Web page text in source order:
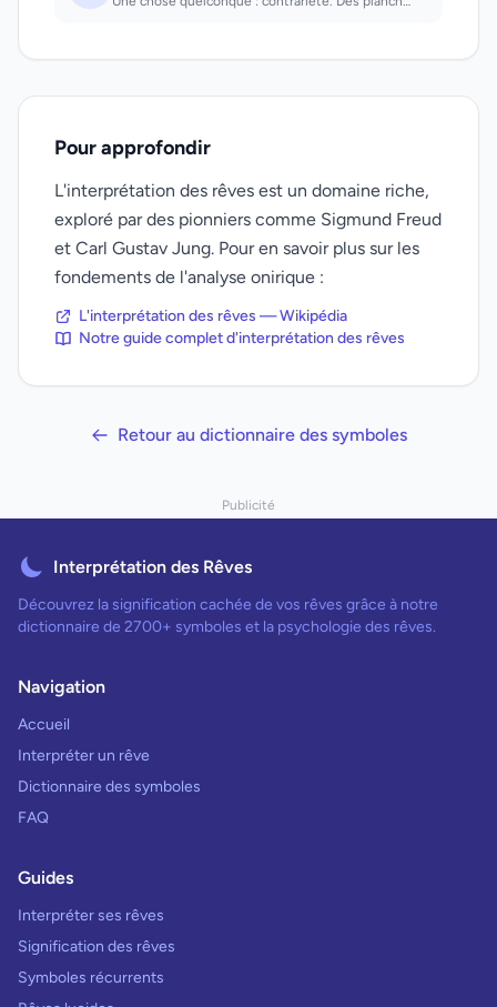
Pour approfondir
L'interprétation des rêves est un domaine riche,
exploré par des pionniers comme Sigmund Freud
et Carl Gustav Jung. Pour en savoir plus sur les
fondements de l'analyse onirique :
L'interprétation des rêves — Wikipédia
Notre guide complet d'interprétation des rêves
Retour au dictionnaire des symboles
Publicité
Interprétation des Rêves
Découvrez la signification cachée de vos rêves grâce à notre
dictionnaire de 2700+ symboles et la psychologie des rêves.
Navigation
Accueil
Interpréter un rêve
Dictionnaire des symboles
FAQ
Guides
Interpréter ses rêves
Signification des rêves
Symboles récurrents